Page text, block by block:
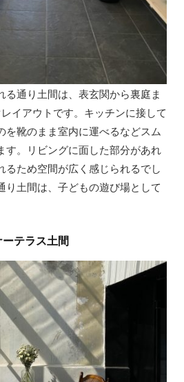
る通り土間は、表玄関から裏庭ま
イアウトです。キッチンに接して
を靴のまま室内に運べるなどスム
す。リビングに面した部分があれ
るため空間が広く感じられるでし
り土間は、子どもの遊び場として
テラス土間